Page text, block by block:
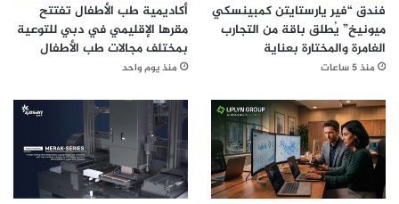
فندق “فير يارستايتن كمبينسكي
ميونيخ” يُطلق باقة من التجارب
الغامرة والمختارة بعناية
منذ 5 ساعات
أكاديمية طب الأطفال تفتتح
مقرها الإقليمي في دبي للتوعية
بمختلف مجالات طب الأطفال
منذ يوم واحد